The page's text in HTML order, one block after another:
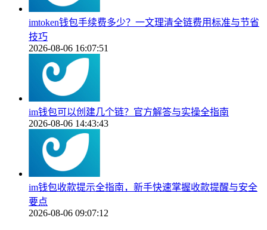
imtoken钱包手续费多少？一文理清全链费用标准与节省
技巧
2026-08-06 16:07:51
im钱包可以创建几个链？官方解答与实操全指南
2026-08-06 14:43:43
im钱包收款提示全指南，新手快速掌握收款提醒与安全
要点
2026-08-06 09:07:12